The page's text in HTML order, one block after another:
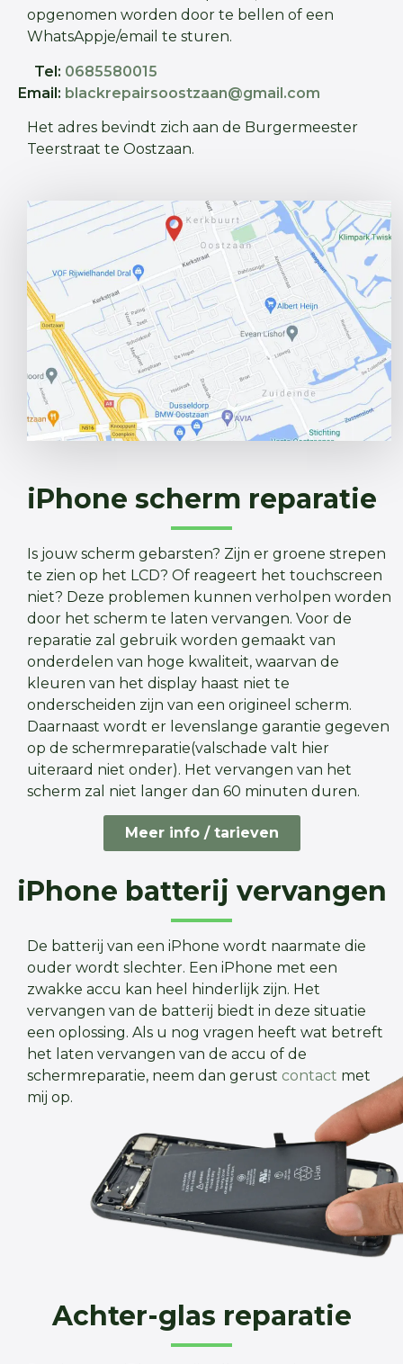
opgenomen worden door te bellen of een
WhatsAppje/email te sturen.
Tel:
Email:
0685580015
blackrepairsoostzaan@gmail.com
Het adres bevindt zich aan de Burgermeester
Teerstraat te Oostzaan.
iPhone scherm reparatie
Is jouw scherm gebarsten? Zijn er groene strepen
te zien op het LCD? Of reageert het touchscreen
niet? Deze problemen kunnen verholpen worden
door het scherm te laten vervangen. Voor de
reparatie zal gebruik worden gemaakt van
onderdelen van hoge kwaliteit, waarvan de
kleuren van het display haast niet te
onderscheiden zijn van een origineel scherm.
Daarnaast wordt er levenslange garantie gegeven
op de schermreparatie(valschade valt hier
uiteraard niet onder). Het vervangen van het
scherm zal niet langer dan 60 minuten duren.
Meer info / tarieven
iPhone batterij vervangen
De batterij van een iPhone wordt naarmate die
ouder wordt slechter. Een iPhone met een
zwakke accu kan heel hinderlijk zijn. Het
vervangen van de batterij biedt in deze situatie
een oplossing. Als u nog vragen heeft wat betreft
het laten vervangen van de accu of de
schermreparatie, neem dan gerust contact met
mij op.
Achter-glas reparatie